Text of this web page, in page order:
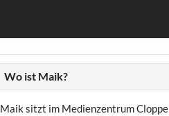
Wo ist Maik?
Maik sitzt im Medienzentrum